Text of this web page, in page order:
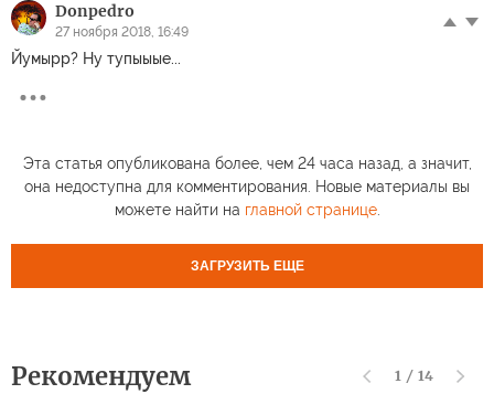
Donpedro
27 ноября 2018, 16:49
Йумырр? Ну тупыыые...
Эта статья опубликована более, чем 24 часа назад, а значит,
она недоступна для комментирования. Новые материалы вы
можете найти на главной странице.
ЗАГРУЗИТЬ ЕЩЕ
Рекомендуем 1 / 14